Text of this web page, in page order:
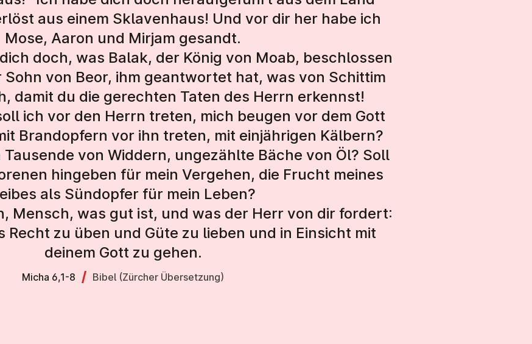
aus einem Sklavenhaus! Und vor dir her habe ich
Mose, Aaron und Mirjam gesandt.
doch, was Balak, der König von Moab, beschlossen
Sohn von Beor, ihm geantwortet hat, was von Schittim
damit du die gerechten Taten des Herrn erkennst!
ich vor den Herrn treten, mich beugen vor dem Gott
Brandopfern vor ihn treten, mit einjährigen Kälbern?
von Widdern, ungezählte Bäche von Öl? Soll
hingeben für mein Vergehen, die Frucht meines
als Sündopfer für mein Leben?
Mensch, was gut ist, und was der Herr von dir fordert:
Recht zu üben und Güte zu lieben und in Einsicht mit
deinem Gott zu gehen.
Micha 6,1-8 Bibel (Zürcher Übersetzung)